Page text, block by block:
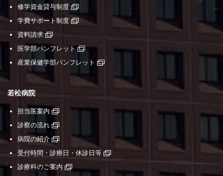
修学資金貸与制度
学費サポート制度
資料請求
医学部パンフレット
産業保健学部パンフレット
若松病院
担当医案内
診察の流れ
病院の紹介
受付時間・診療日・休診日等
診療科のご案内